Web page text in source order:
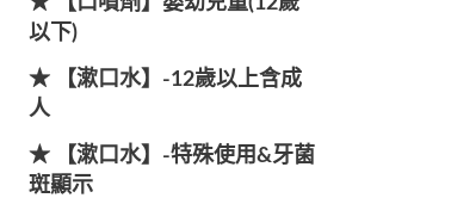
以下)
★ 【漱口水】-12歲以上含成
人
★ 【漱口水】-特殊使用&牙菌
斑顯示